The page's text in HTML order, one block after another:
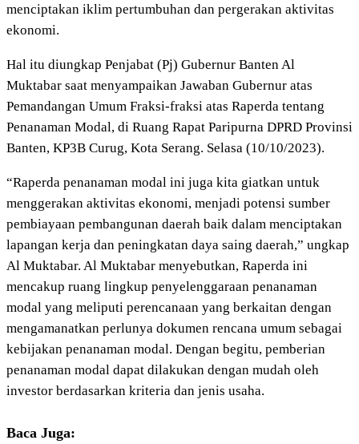
menciptakan iklim pertumbuhan dan pergerakan aktivitas
ekonomi.
Hal itu diungkap Penjabat (Pj) Gubernur Banten Al
Muktabar saat menyampaikan Jawaban Gubernur atas
Pemandangan Umum Fraksi-fraksi atas Raperda tentang
Penanaman Modal, di Ruang Rapat Paripurna DPRD Provinsi
Banten, KP3B Curug, Kota Serang. Selasa (10/10/2023).
“Raperda penanaman modal ini juga kita giatkan untuk
menggerakan aktivitas ekonomi, menjadi potensi sumber
pembiayaan pembangunan daerah baik dalam menciptakan
lapangan kerja dan peningkatan daya saing daerah,” ungkap
Al Muktabar. Al Muktabar menyebutkan, Raperda ini
mencakup ruang lingkup penyelenggaraan penanaman
modal yang meliputi perencanaan yang berkaitan dengan
mengamanatkan perlunya dokumen rencana umum sebagai
kebijakan penanaman modal. Dengan begitu, pemberian
penanaman modal dapat dilakukan dengan mudah oleh
investor berdasarkan kriteria dan jenis usaha.
Baca Juga: